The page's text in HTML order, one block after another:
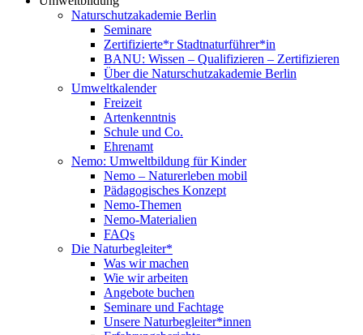
Naturschutzakademie Berlin
Seminare
Zertifizierte*r Stadtnaturführer*in
BANU: Wissen – Qualifizieren – Zertifizieren
Über die Naturschutzakademie Berlin
Umweltkalender
Freizeit
Artenkenntnis
Schule und Co.
Ehrenamt
Nemo: Umweltbildung für Kinder
Nemo – Naturerleben mobil
Pädagogisches Konzept
Nemo-Themen
Nemo-Materialien
FAQs
Die Naturbegleiter*
Was wir machen
Wie wir arbeiten
Angebote buchen
Seminare und Fachtage
Unsere Naturbegleiter*innen